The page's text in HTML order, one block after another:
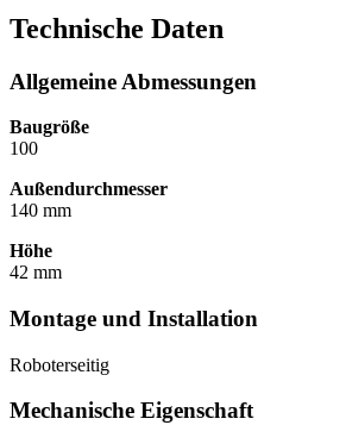
Technische Daten
Allgemeine Abmessungen
Baugröße
100
Außendurchmesser
140 mm
Höhe
42 mm
Montage und Installation
Roboterseitig
Mechanische Eigenschaft